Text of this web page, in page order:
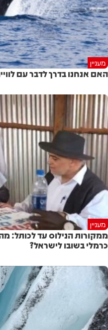
מעניין
האם אנחנו בדרך לדבר עם
מעניין
ממקורות הנילוס עד לכותל:
כרמלי בשובו לישראל?